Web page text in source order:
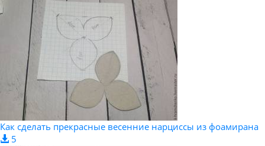
Как сделать прекрасные весенние нарциссы из фоамирана
5